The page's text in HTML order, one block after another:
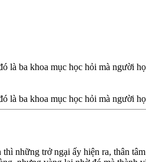
là ba khoa mục học hỏi mà người
là ba khoa mục học hỏi mà người
những trở ngại ấy hiện ra, thân